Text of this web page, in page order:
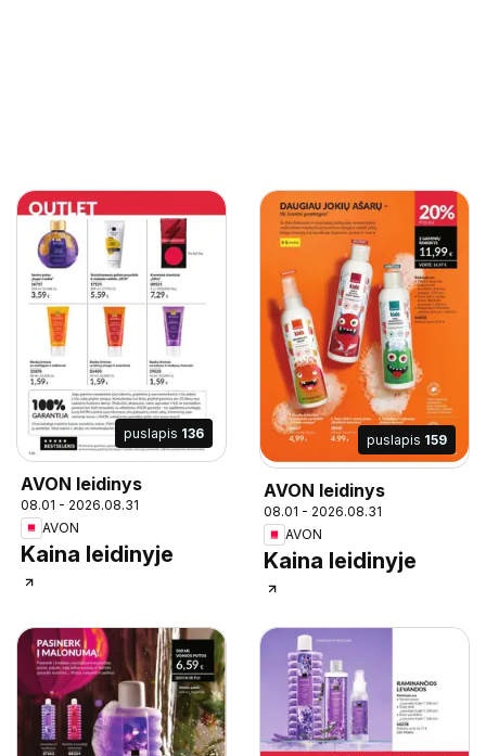
puslapis 136
AVON leidinys
08.01 - 2026.08.31
AVON
Kaina leidinyje
puslapis 159
AVON leidinys
08.01 - 2026.08.31
AVON
Kaina leidinyje